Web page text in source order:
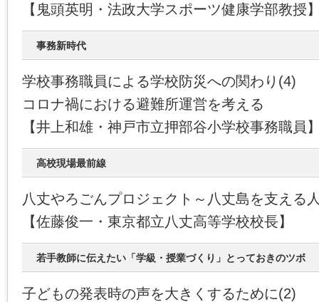
【鬼頭英明・法政大学スポーツ健康学部教授
事務新時代
学校事務職員による学校防災への関わり(4)
コロナ禍における避難所運営を考える
【井上和雄・神戸市立押部谷小学校事務職員
高校現場最前線
八丈やろごんプロジェクト～八丈島を支え
【佐藤俊一・東京都立八丈高等学校校長】
若手教師に伝えたい「学級・授業づくり」とっておきのツボ
子どもの発表時の声を大きくするために(2)